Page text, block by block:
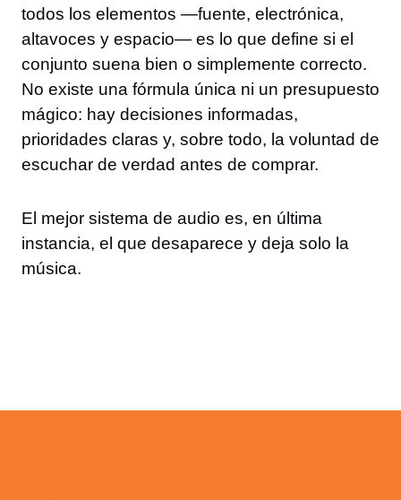
todos los elementos —fuente, electrónica,
altavoces y espacio— es lo que define si el
conjunto suena bien o simplemente correcto.
No existe una fórmula única ni un presupuesto
mágico: hay decisiones informadas,
prioridades claras y, sobre todo, la voluntad de
escuchar de verdad antes de comprar.
El mejor sistema de audio es, en última
instancia, el que desaparece y deja solo la
música.